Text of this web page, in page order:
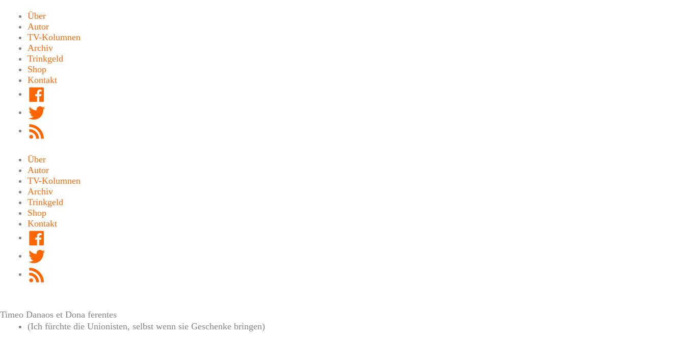
Inhalt
springen
Über
Autor
TV-Kolumnen
Archiv
Trinkgeld
Shop
Kontakt
Über
Autor
TV-Kolumnen
Archiv
Trinkgeld
Shop
Kontakt
Timeo Danaos et Dona ferentes
(Ich fürchte die Unionisten, selbst wenn sie Geschenke bringen)